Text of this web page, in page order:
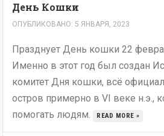
День Кошки
ОПУБЛИКОВАНО: 5 ЯНВАРЯ, 2023
Празднует День кошки 22
Именно в этот год был создан
комитет Дня кошки, всё
остров примерно в VI веке н.э.,
помогать людям.
READ MORE »